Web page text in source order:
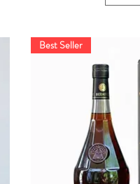
Best Seller